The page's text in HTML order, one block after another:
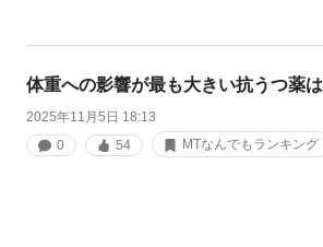
体重への影響が最も大きい抗うつ薬は
2025年11月5日 18:13
0
54 MTなんでもランキング